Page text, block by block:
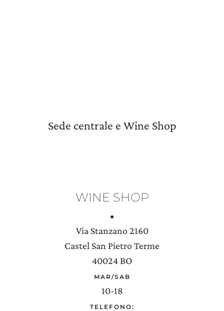
Sede centrale e Wine Shop
WINE SHOP
•
Via Stanzano 2160
Castel San Pietro Terme
40024 BO
MAR/SAB
10-18
TELEFONO: